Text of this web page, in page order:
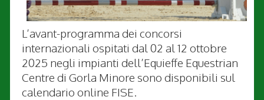
L’avant-programma dei concorsi
internazionali ospitati dal 02 al 12 ottobre
2025 negli impianti dell’Equieffe Equestrian
Centre di Gorla Minore sono disponibili sul
calendario online FISE.